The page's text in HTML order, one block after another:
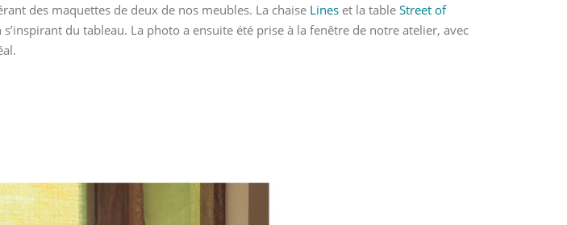
des maquettes de deux de nos meubles. La chaise Lines et la table Street of
du tableau. La photo a ensuite été prise à la fenêtre de notre atelier, avec